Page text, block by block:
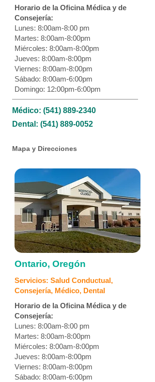
Horario de la Oficina Médica y de
Consejería:
Lunes: 8:00am-8:00 pm
Martes: 8:00am-8:00pm
Miércoles: 8:00am-8:00pm
Jueves: 8:00am-8:00pm
Viernes: 8:00am-8:00pm
Sábado: 8:00am-6:00pm
Domingo: 12:00pm-6:00pm
Médico: (541) 889-2340
Dental: (541) 889-0052
Mapa y Direcciones
Ontario, Oregón
Servicios: Salud Conductual,
Consejería, Médico, Dental
Horario de la Oficina Médica y de
Consejería:
Lunes: 8:00am-8:00 pm
Martes: 8:00am-8:00pm
Miércoles: 8:00am-8:00pm
Jueves: 8:00am-8:00pm
Viernes: 8:00am-8:00pm
Sábado: 8:00am-6:00pm